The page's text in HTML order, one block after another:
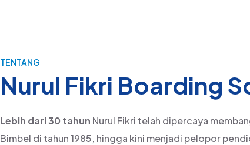
TENTANG
Nurul Fikri Boarding
Lebih dari 30 tahun Nurul Fikri telah dipercaya
Bimbel di tahun 1985, hingga kini menjadi pelopor